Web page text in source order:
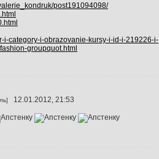
post191094098/
i-category-i-obrazovanie-kursy-i-id-i-219226-i-
groupquot.html
12.01.2012, 21:53